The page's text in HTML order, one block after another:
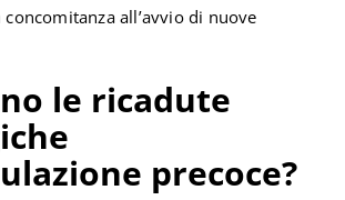
all’avvio di nuove
le ricadute
precoce?